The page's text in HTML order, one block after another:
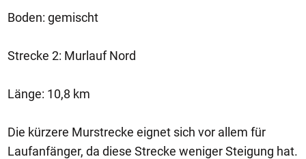
Boden: gemischt
Strecke 2: Murlauf Nord
Länge: 10,8 km
Die kürzere Murstrecke eignet sich vor allem für
Laufanfänger, da diese Strecke weniger Steigung hat.